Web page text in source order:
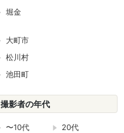
堀金
大町市
松川村
池田町
撮影者の年代
〜10代
20代